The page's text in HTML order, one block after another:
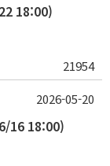
18:00)
21954
16 18:00)
2026-05-20